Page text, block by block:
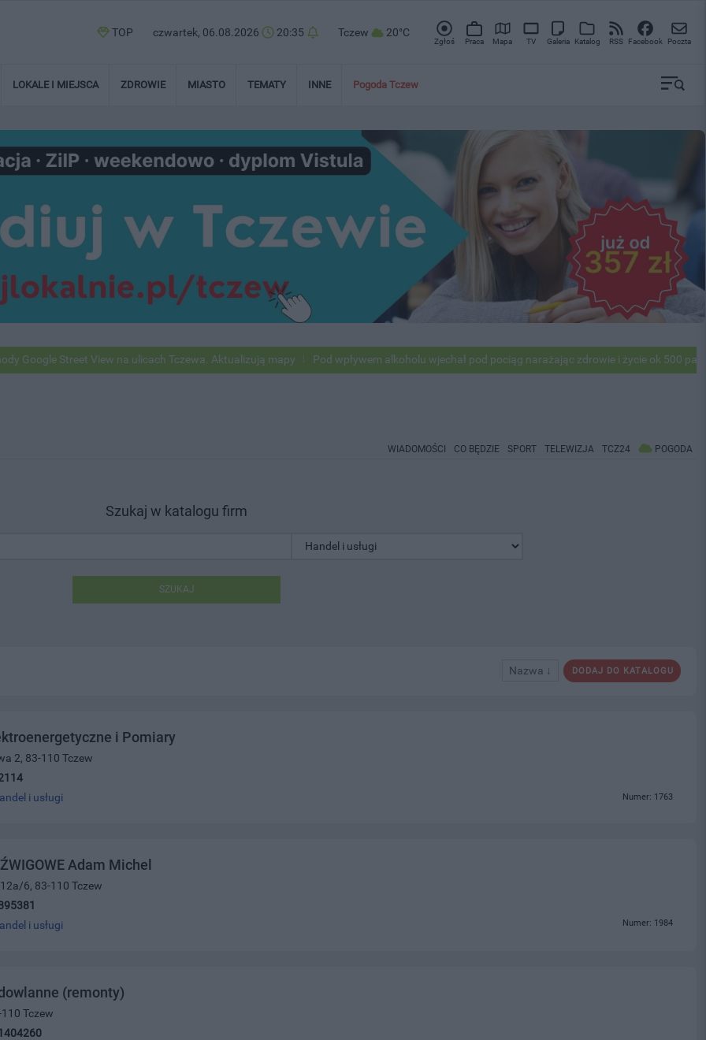
TOP czwartek, 06.08.2026 20:35 Tczew 20°C
Zgłoś Praca Mapa TV Galeria Katalog RSS Facebook Poczta
LOKALE I MIEJSCA ZDROWIE MIASTO TEMATY INNE Pogoda Tczew
Street View na ulicach Tczewa. Aktualizują mapy Pod wpływem alkoholu wjechał pod pociąg narażając zdrowie i życie ok 500 pasażerów!
WIADOMOŚCI CO BĘDZIE SPORT TELEWIZJA TCZ24 POGODA
Szukaj w katalogu firm
SZUKAJ
DODAJ DO KATALOGU
Nazwa ↓
i Pomiary
2, 83-110 Tczew
i usługi Numer: 1763
Adam Michel
6, 83-110 Tczew
i usługi Numer: 1984
(remonty)
Tczew